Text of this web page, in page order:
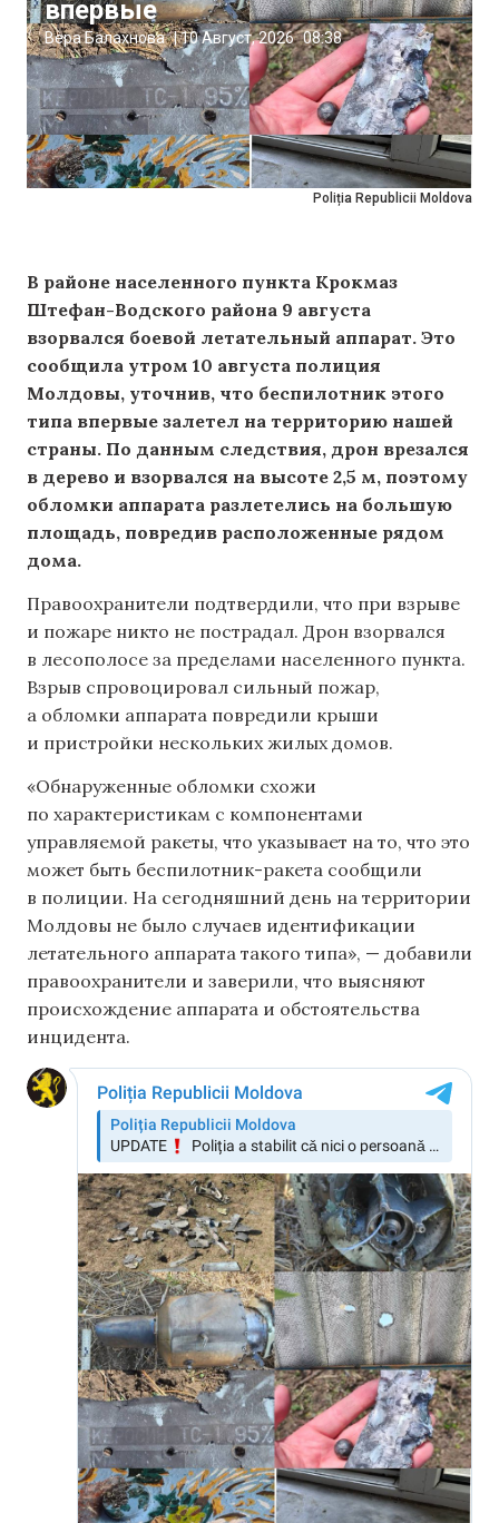
Poliția Republicii Moldova
впервые
Вера Балахнова |10 Август, 2026 08:38
В районе населенного пункта Крокмаз
Штефан-Водского района 9 августа
взорвался боевой летательный аппарат. Это
сообщила утром 10 августа полиция
Молдовы, уточнив, что беспилотник этого
типа впервые залетел на территорию нашей
страны. По данным следствия, дрон врезался
в дерево и взорвался на высоте 2,5 м, поэтому
обломки аппарата разлетелись на большую
площадь, повредив расположенные рядом
дома.
Правоохранители подтвердили, что при взрыве
и пожаре никто не пострадал. Дрон взорвался
в лесополосе за пределами населенного пункта.
Взрыв спровоцировал сильный пожар,
а обломки аппарата повредили крыши
и пристройки нескольких жилых домов.
«Обнаруженные обломки схожи
по характеристикам с компонентами
управляемой ракеты, что указывает на то, что это
может быть беспилотник-ракета сообщили
в полиции. На сегодняшний день на территории
Молдовы не было случаев идентификации
летательного аппарата такого типа», — добавили
правоохранители и заверили, что выясняют
происхождение аппарата и обстоятельства
инцидента.